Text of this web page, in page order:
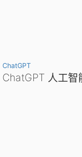
ChatGPT
ChatGPT 人工智